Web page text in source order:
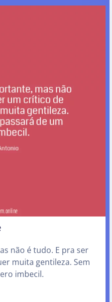
não é tudo. E pra ser
muita gentileza. Sem
imbecil.